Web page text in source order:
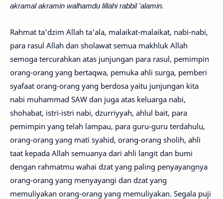
akramal akramin walhamdu lillahi rabbil 'alamin.
Rahmat ta'dzim Allah ta'ala, malaikat-malaikat, nabi-nabi,
para rasul Allah dan sholawat semua makhluk Allah
semoga tercurahkan atas junjungan para rasul, pemimpin
orang-orang yang bertaqwa, pemuka ahli surga, pemberi
syafaat orang-orang yang berdosa yaitu junjungan kita
nabi muhammad SAW dan juga atas keluarga nabi,
shohabat, istri-istri nabi, dzurriyyah, ahlul bait, para
pemimpin yang telah lampau, para guru-guru terdahulu,
orang-orang yang mati syahid, orang-orang sholih, ahli
taat kepada Allah semuanya dari ahli langit dan bumi
dengan rahmatmu wahai dzat yang paling penyayangnya
orang-orang yang menyayangi dan dzat yang
memuliyakan orang-orang yang memuliyakan. Segala puji